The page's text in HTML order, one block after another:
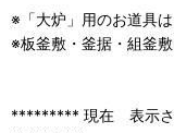
※「大炉」用のお道具
※板釜敷・釜据・組釜
********* 現在 表示さ